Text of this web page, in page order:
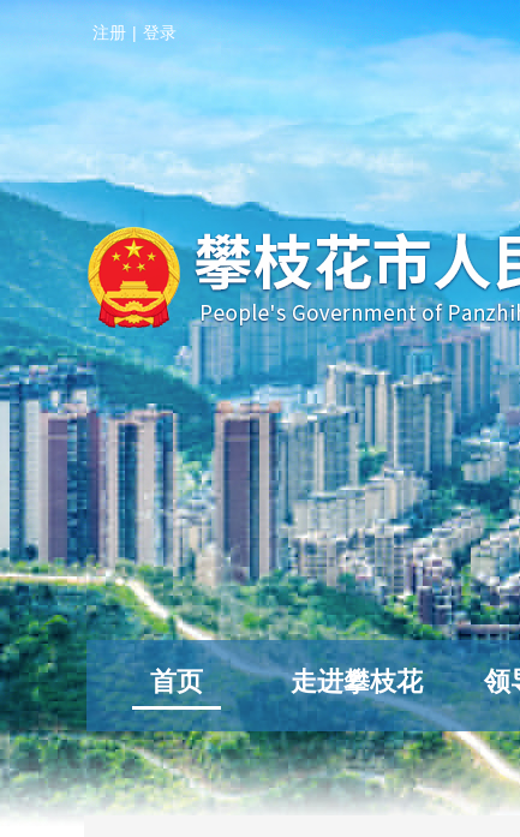
注册 | 登录
首页 走进攀枝花 领